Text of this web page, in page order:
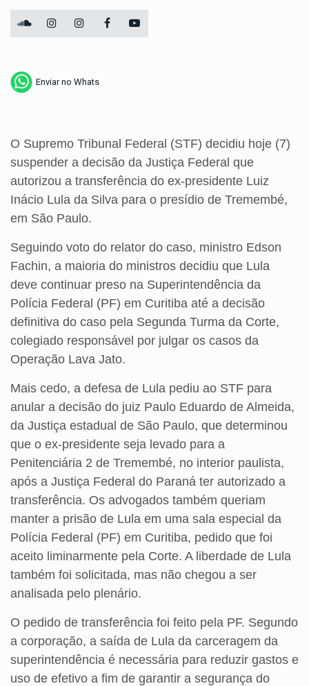
Enviar no Whats
O Supremo Tribunal Federal (STF) decidiu hoje (7)
suspender a decisão da Justiça Federal que
autorizou a transferência do ex-presidente Luiz
Inácio Lula da Silva para o presídio de Tremembé,
em São Paulo.
Seguindo voto do relator do caso, ministro Edson
Fachin, a maioria do ministros decidiu que Lula
deve continuar preso na Superintendência da
Polícia Federal (PF) em Curitiba até a decisão
definitiva do caso pela Segunda Turma da Corte,
colegiado responsável por julgar os casos da
Operação Lava Jato.
Mais cedo, a defesa de Lula pediu ao STF para
anular a decisão do juiz Paulo Eduardo de Almeida,
da Justiça estadual de São Paulo, que determinou
que o ex-presidente seja levado para a
Penitenciária 2 de Tremembé, no interior paulista,
após a Justiça Federal do Paraná ter autorizado a
transferência. Os advogados também queriam
manter a prisão de Lula em uma sala especial da
Polícia Federal (PF) em Curitiba, pedido que foi
aceito liminarmente pela Corte. A liberdade de Lula
também foi solicitada, mas não chegou a ser
analisada pelo plenário.
O pedido de transferência foi feito pela PF. Segundo
a corporação, a saída de Lula da carceragem da
superintendência é necessária para reduzir gastos e
uso de efetivo a fim de garantir a segurança do